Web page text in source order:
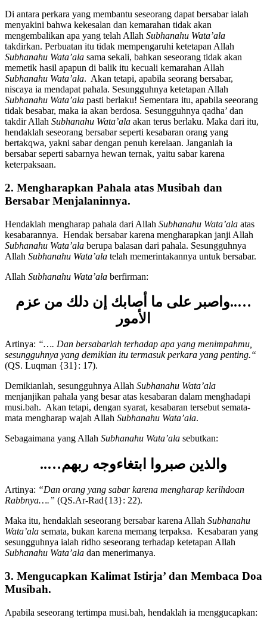
Di antara perkara yang membantu seseorang dapat bersabar ialah
menyakini bahwa kekesalan dan kemarahan tidak akan
mengembalikan apa yang telah AllahSubhanahu Wata’ala
takdirkan. Perbuatan itu tidak mempengaruhi ketetapan Allah
Subhanahu Wata’alasama sekali, bahkan seseorang tidak akan
memetik hasil apapun di balik itu kecuali kemarahan Allah
Subhanahu Wata’ala. Akan tetapi, apabila seorang bersabar,
niscaya ia mendapat pahala. Sesungguhnya ketetapan Allah
Subhanahu Wata’alapasti berlaku! Sementara itu, apabila seeorang
tidak besabar, maka ia akan berdosa. Sesungguhnya qadha’ dan
takdir AllahSubhanahu Wata’alaakan terus berlaku. Maka dari itu,
hendaklah seseorang bersabar seperti kesabaran orang yang
bertakqwa, yakni sabar dengan penuh kerelaan. Janganlah ia
bersabar seperti sabarnya hewan ternak, yaitu sabar karena
2. Mengharapkan Pahala atas Musibah dan
Bersabar Menjalaninnya.
Hendaklah mengharap pahala dari AllahSubhanahu Wata’alaatas
kesabarannya. Hendak bersabar karena mengharapkan janji Allah
Subhanahu Wata’alaberupa balasan dari pahala. Sesungguhnya
…..واصبر على ما أصابك إن دلك من عزم
الأمور
Artinya:“…. Dan bersabarlah terhadap apa yang menimpahmu,
sesungguhnya yang demikian itu termasuk perkara yang penting.“
Demikianlah, sesungguhnya AllahSubhanahu Wata’ala
menjanjikan pahala yang besar atas kesabaran dalam menghadapi
musi.bah. Akan tetapi, dengan syarat, kesabaran tersebut semata-
والذين صبروا ابتغاءوجه ربهم…..
Artinya:“Dan orang yang sabar karena mengharap kerihdoan
Maka itu, hendaklah seseorang bersabar karena AllahSubhanahu
Wata’alasemata, bukan karena memang terpaksa. Kesabaran yang
sesungguhnya ialah ridho seseorang terhadap ketetapan Allah
3. Mengucapkan Kalimat Istirja’ dan Membaca Doa